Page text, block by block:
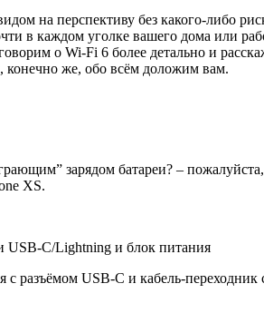
на перспективу без какого-либо
в каждом уголке вашего дома или
о Wi-Fi 6 более детально и
конечно же, обо всём доложим вам.
зарядом батареи? –
XS.
USB-C/Lightning и блок питания
с разъёмом USB-C и кабель-